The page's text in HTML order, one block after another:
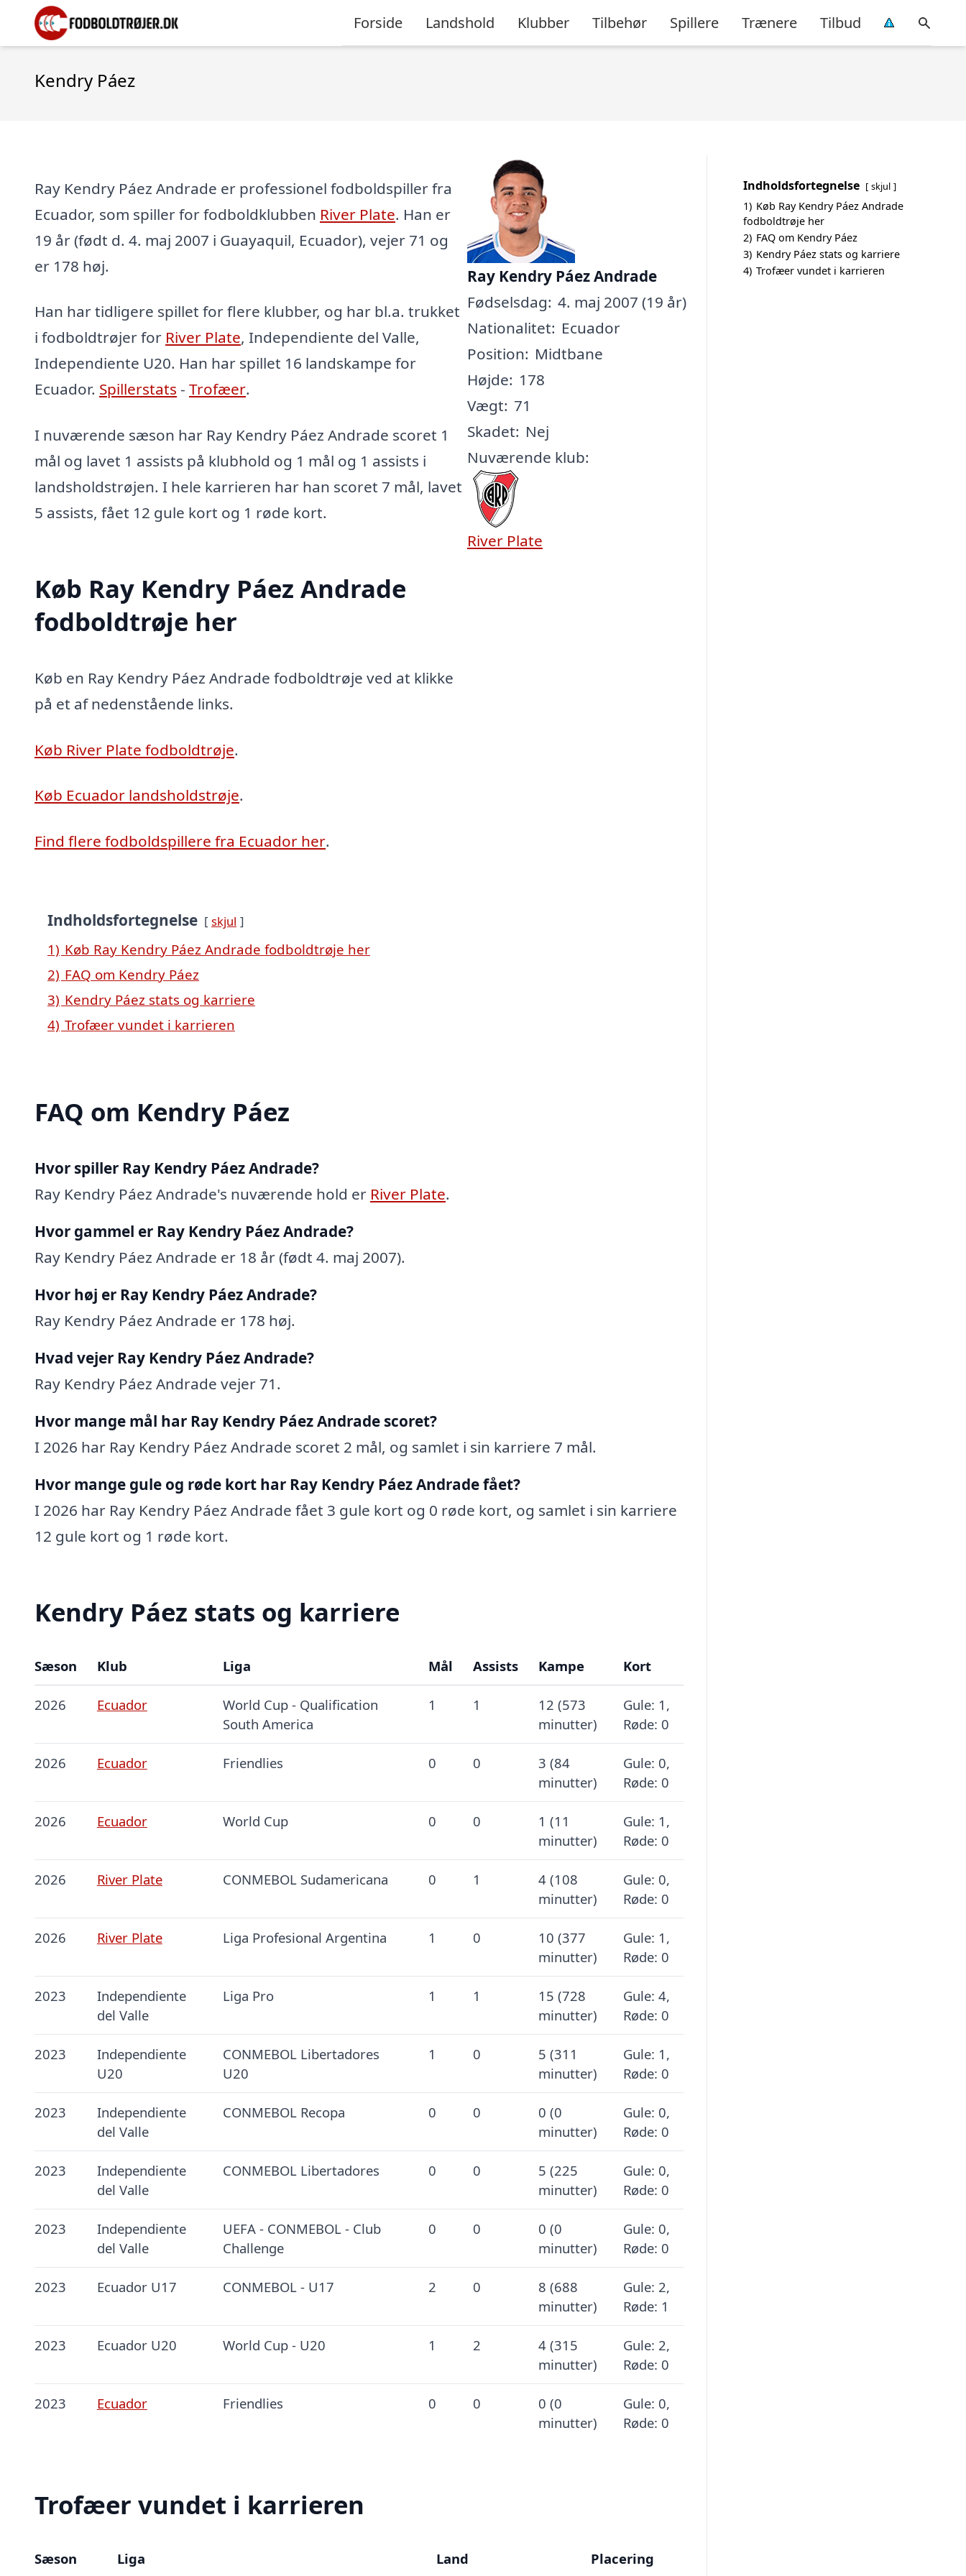
Forside Landshold Klubber Tilbehør Spillere Trænere Tilbud
Kendry Páez
Ray Kendry Páez Andrade er professionel fodboldspiller fra
Ecuador, som spiller for fodboldklubben River Plate. Han er
19 år (født d. 4. maj 2007 i Guayaquil, Ecuador), vejer 71 og
er 178 høj.
Han har tidligere spillet for flere klubber, og har bl.a. trukket
i fodboldtrøjer for River Plate, Independiente del Valle,
Independiente U20. Han har spillet 16 landskampe for
Ecuador. Spillerstats - Trofæer.
I nuværende sæson har Ray Kendry Páez Andrade scoret 1
mål og lavet 1 assists på klubhold og 1 mål og 1 assists i
landsholdstrøjen. I hele karrieren har han scoret 7 mål, lavet
5 assists, fået 12 gule kort og 1 røde kort.
Køb Ray Kendry Páez Andrade
fodboldtrøje her
Køb en Ray Kendry Páez Andrade fodboldtrøje ved at klikke
på et af nedenstående links.
Køb River Plate fodboldtrøje.
Køb Ecuador landsholdstrøje.
Find flere fodboldspillere fra Ecuador her.
Ray Kendry Páez Andrade
Fødselsdag: 4. maj 2007 (19 år)
Nationalitet: Ecuador
Position: Midtbane
Højde: 178
Vægt: 71
Skadet: Nej
Nuværende klub:
River Plate
Indholdsfortegnelse skjul
1) Køb Ray Kendry Páez Andrade fodboldtrøje her
2) FAQ om Kendry Páez
3) Kendry Páez stats og karriere
4) Trofæer vundet i karrieren
FAQ om Kendry Páez
Hvor spiller Ray Kendry Páez Andrade?
Ray Kendry Páez Andrade's nuværende hold er River Plate.
Hvor gammel er Ray Kendry Páez Andrade?
Ray Kendry Páez Andrade er 18 år (født 4. maj 2007).
Hvor høj er Ray Kendry Páez Andrade?
Ray Kendry Páez Andrade er 178 høj.
Hvad vejer Ray Kendry Páez Andrade?
Ray Kendry Páez Andrade vejer 71.
Hvor mange mål har Ray Kendry Páez Andrade scoret?
I 2026 har Ray Kendry Páez Andrade scoret 2 mål, og samlet i sin karriere 7 mål.
Hvor mange gule og røde kort har Ray Kendry Páez Andrade fået?
I 2026 har Ray Kendry Páez Andrade fået 3 gule kort og 0 røde kort, og samlet i sin karriere
12 gule kort og 1 røde kort.
Kendry Páez stats og karriere
Sæson Klub Liga Mål Assists Kampe Kort
2026 Ecuador
World Cup - Qualification
South America
1 1
12 (573
minutter)
Gule: 1,
Røde: 0
2026 Ecuador Friendlies 0 0
3 (84
minutter)
Gule: 0,
Røde: 0
2026 Ecuador World Cup 0 0
1 (11
minutter)
Gule: 1,
Røde: 0
2026 River Plate CONMEBOL Sudamericana 0 1
4 (108
minutter)
Gule: 0,
Røde: 0
2026 River Plate Liga Profesional Argentina 1 0
10 (377
minutter)
Gule: 1,
Røde: 0
2023
Independiente
del Valle
Liga Pro 1 1
15 (728
minutter)
Gule: 4,
Røde: 0
2023
Independiente
U20
CONMEBOL Libertadores
U20
1 0
5 (311
minutter)
Gule: 1,
Røde: 0
2023
Independiente
del Valle
CONMEBOL Recopa 0 0
0 (0
minutter)
Gule: 0,
Røde: 0
2023
Independiente
del Valle
CONMEBOL Libertadores 0 0
5 (225
minutter)
Gule: 0,
Røde: 0
2023
Independiente
del Valle
UEFA - CONMEBOL - Club
Challenge
0 0
0 (0
minutter)
Gule: 0,
Røde: 0
2023 Ecuador U17 CONMEBOL - U17 2 0
8 (688
minutter)
Gule: 2,
Røde: 1
2023 Ecuador U20 World Cup - U20 1 2
4 (315
minutter)
Gule: 2,
Røde: 0
2023 Ecuador Friendlies 0 0
0 (0
minutter)
Gule: 0,
Røde: 0
Trofæer vundet i karrieren
Sæson Liga Land Placering
Indholdsfortegnelse skjul
1) Køb Ray Kendry Páez Andrade
fodboldtrøje her
2) FAQ om Kendry Páez
3) Kendry Páez stats og karriere
4) Trofæer vundet i karrieren